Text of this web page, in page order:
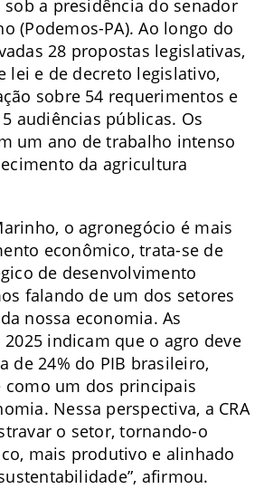
a presidência do senador
(Podemos-PA). Ao longo do
28 propostas legislativas,
lei e de decreto legislativo,
sobre 54 requerimentos e
audiências públicas. Os
um ano de trabalho intenso
da agricultura
o agronegócio é mais
econômico, trata-se de
de desenvolvimento
falando de um dos setores
nossa economia. As
indicam que o agro deve
de 24% do PIB brasileiro,
como um dos principais
Nessa perspectiva, a CRA
o setor, tornando-o
mais produtivo e alinhado
afirmou.